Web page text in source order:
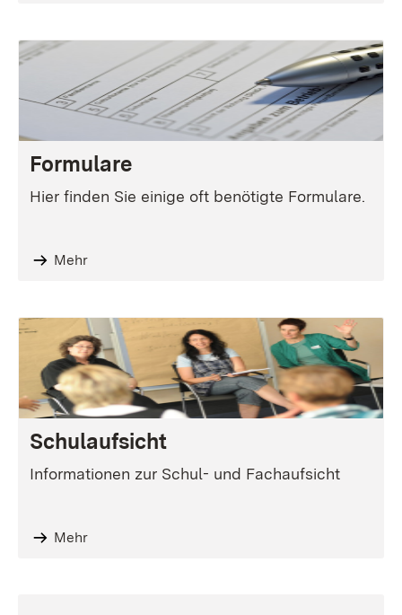
Formulare
Hier finden Sie einige oft benötigte Formulare.
Mehr
Schulaufsicht
Informationen zur Schul- und Fachaufsicht
Mehr